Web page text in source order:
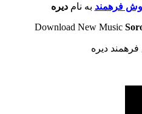
فرهمند به نامدیره
Download New Music